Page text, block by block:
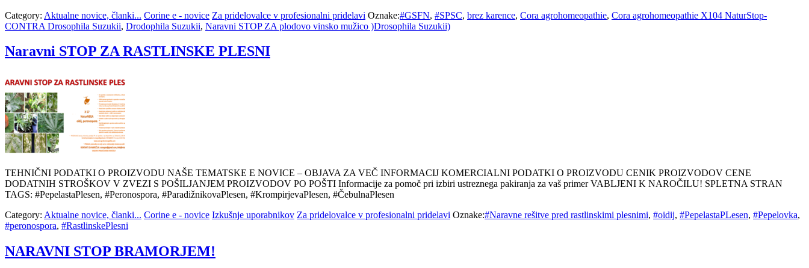
Category: Aktualne novice, članki... Corine e - novice Za pridelovalce v profesionalni pridelavi Oznake:#GSFN, #SPSC, brez karence, Cora agrohomeopathie, Cora agrohomeopathie X104 NaturStop-
CONTRA Drosophila Suzukii, Drodophila Suzukii, Naravni STOP ZA plodovo vinsko mužico )Drosophila Suzukii)
Naravni STOP ZA RASTLINSKE PLESNI
TEHNIČNI PODATKI O PROIZVODU NAŠE TEMATSKE E NOVICE – OBJAVA ZA VEČ INFORMACIJ KOMERCIALNI PODATKI O PROIZVODU CENIK PROIZVODOV CENE
DODATNIH STROŠKOV V ZVEZI S POŠILJANJEM PROIZVODOV PO POŠTI Informacije za pomoč pri izbiri ustreznega pakiranja za vaš primer VABLJENI K NAROČILU! SPLETNA STRAN
TAGS: #PepelastaPlesen, #Peronospora, #ParadižnikovaPlesen, #KrompirjevaPlesen, #ČebulnaPlesen
Category: Aktualne novice, članki... Corine e - novice Izkušnje uporabnikov Za pridelovalce v profesionalni pridelavi Oznake:#Naravne rešitve pred rastlinskimi plesnimi, #oidij, #PepelastaPLesen, #Pepelovka,
#peronospora, #RastlinskePlesni
NARAVNI STOP BRAMORJEM!